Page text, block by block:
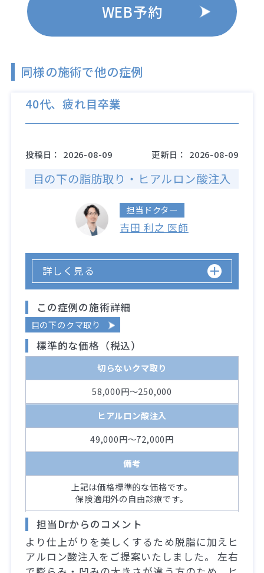
WEB予約
同様の施術で他の症例
40代、疲れ目卒業
投稿日： 2026-08-09 更新日： 2026-08-09
目の下の脂肪取り・ヒアルロン酸注入
担当ドクター
吉田 利之 医師
詳しく見る
この症例の施術詳細
目の下のクマ取り
標準的な価格（税込）
切らないクマ取り
58,000円～250,000
ヒアルロン酸注入
49,000円～72,000円
備考
上記は価格標準的な価格です。
保険適用外の自由診療です。
担当Drからのコメント
より仕上がりを美しくするため脱脂に加えヒ
アルロン酸注入をご提案いたしました。 左右